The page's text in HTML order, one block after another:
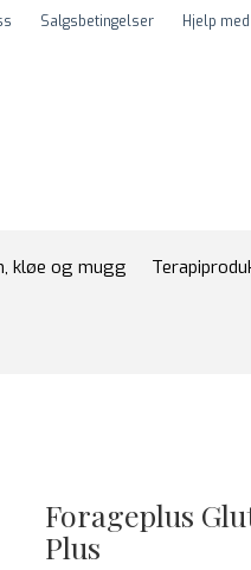
Salgsbetingelser Hjelp
kløe og mugg
Forageplus
Plus